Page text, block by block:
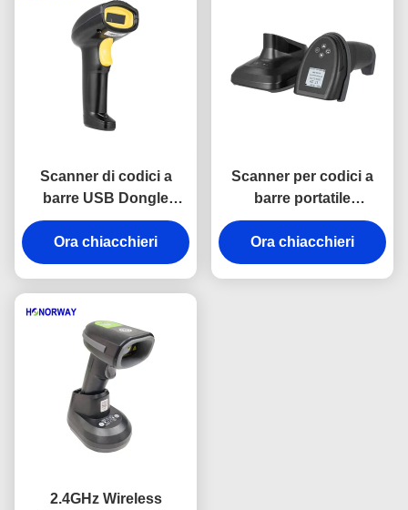
Scanner di codici a
barre USB Dongle
Bluetooth wireless 2.4G
portatile per sistemi
operativi smart Android
Ora chiacchieri
Scanner per codici a
barre portatile
compatibile MES con
schermo, scanner di
codici QR wireless da 2
Ora chiacchieri
2.4GHz Wireless